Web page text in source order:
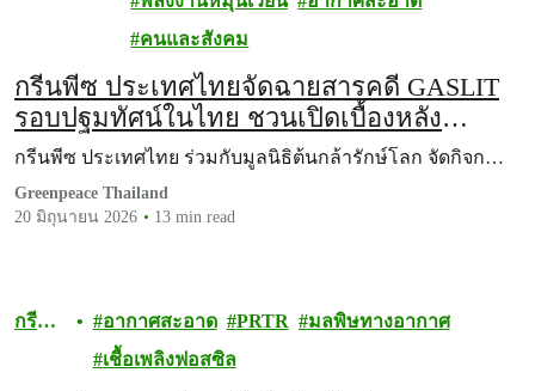
คนและสังคม
กรีนพีซ ประเทศไทยจัดฉายสารคดี GASLIT
รอบปฐมทัศน์ในไทย ชวนเปิดเบื้องหลัง
อุตสาหกรรมก๊าซฟอสซิลในสหัรฐฯ ไปกับ
‘เจน ฟอนดา’
กรีนพีซ ประเทศไทย ร่วมกับมูลนิธิต้นกล้ารักษ์โลก จัดกิจก…
Greenpeace Thailand
20 มิถุนายน 2026
13 min read
กรี
อากาศสะอาด PRTR
มลพิษทางอากาศ
เชื้อเพลิงฟอสซิล